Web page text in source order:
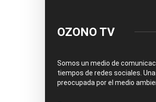
OZONO TV
Somos un medio de
tiempos de redes sociales.
preocupada por el medio